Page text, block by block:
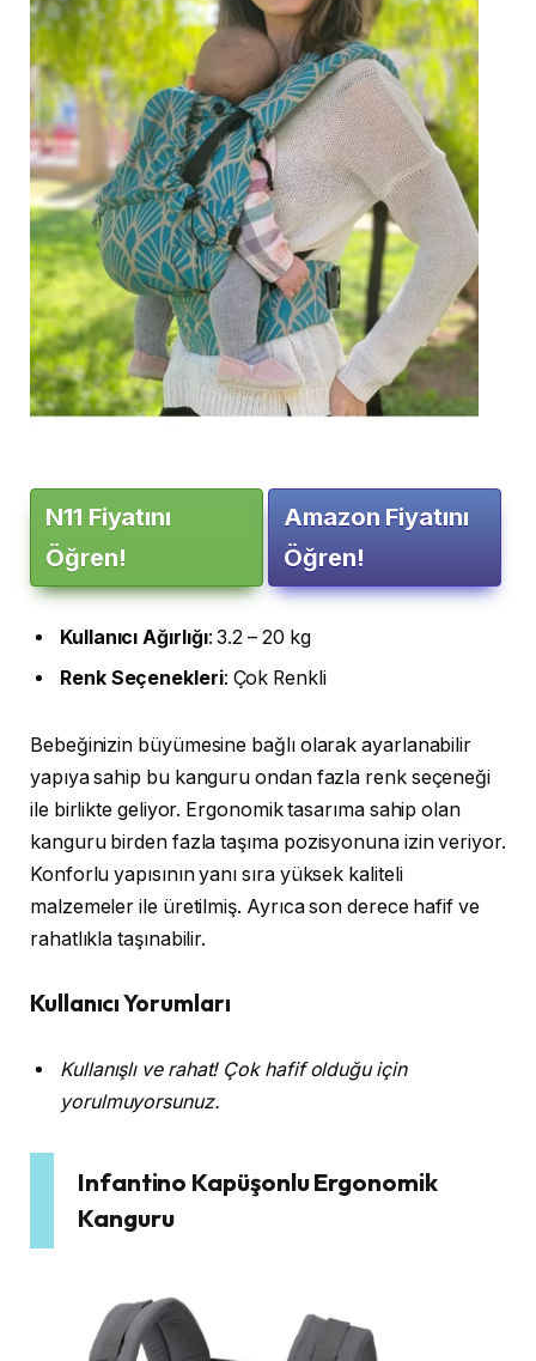
N11 Fiyatını
Öğren!
Amazon Fiyatını
Öğren!
Kullanıcı Ağırlığı: 3.2 – 20 kg
Renk Seçenekleri: Çok Renkli
Bebeğinizin büyümesine bağlı olarak ayarlanabilir
yapıya sahip bu kanguru ondan fazla renk seçeneği
ile birlikte geliyor. Ergonomik tasarıma sahip olan
kanguru birden fazla taşıma pozisyonuna izin veriyor.
Konforlu yapısının yanı sıra yüksek kaliteli
malzemeler ile üretilmiş. Ayrıca son derece hafif ve
rahatlıkla taşınabilir.
Kullanıcı Yorumları
Kullanışlı ve rahat! Çok hafif olduğu için
yorulmuyorsunuz.
Infantino Kapüşonlu Ergonomik
Kanguru